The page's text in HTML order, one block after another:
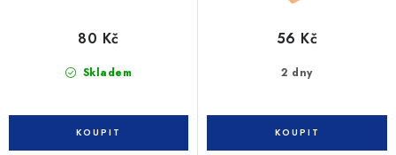
Skladem
80 Kč
2 dny
56 Kč